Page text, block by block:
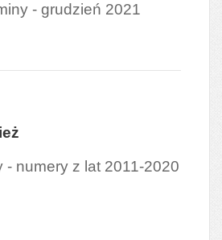
- grudzień 2021
- numery z lat 2011-2020